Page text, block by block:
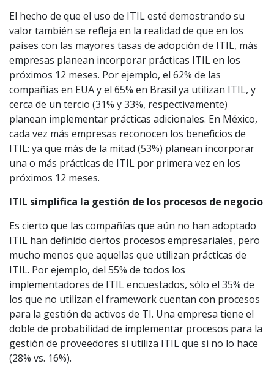
El hecho de que el uso de ITIL esté demostrando su
valor también se refleja en la realidad de que en los
países con las mayores tasas de adopción de ITIL, más
empresas planean incorporar prácticas ITIL en los
próximos 12 meses. Por ejemplo, el 62% de las
compañías en EUA y el 65% en Brasil ya utilizan ITIL, y
cerca de un tercio (31% y 33%, respectivamente)
planean implementar prácticas adicionales. En México,
cada vez más empresas reconocen los beneficios de
ITIL: ya que más de la mitad (53%) planean incorporar
una o más prácticas de ITIL por primera vez en los
próximos 12 meses.
ITIL simplifica la gestión de los procesos de negocio
Es cierto que las compañías que aún no han adoptado
ITIL han definido ciertos procesos empresariales, pero
mucho menos que aquellas que utilizan prácticas de
ITIL. Por ejemplo, del 55% de todos los
implementadores de ITIL encuestados, sólo el 35% de
los que no utilizan el framework cuentan con procesos
para la gestión de activos de TI. Una empresa tiene el
doble de probabilidad de implementar procesos para la
gestión de proveedores si utiliza ITIL que si no lo hace
(28% vs. 16%).